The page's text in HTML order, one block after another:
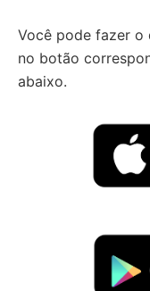
Você pode fazer
no botão
abaixo.